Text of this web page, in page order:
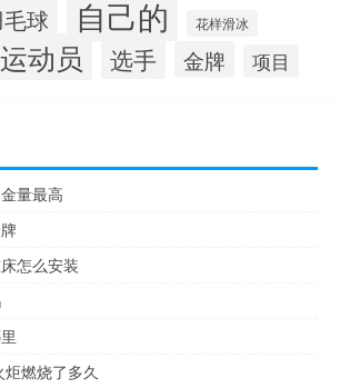
球 自己的 花样滑冰
运动员 选手 金牌 项目
量最高
怎么安装
燃烧了多久